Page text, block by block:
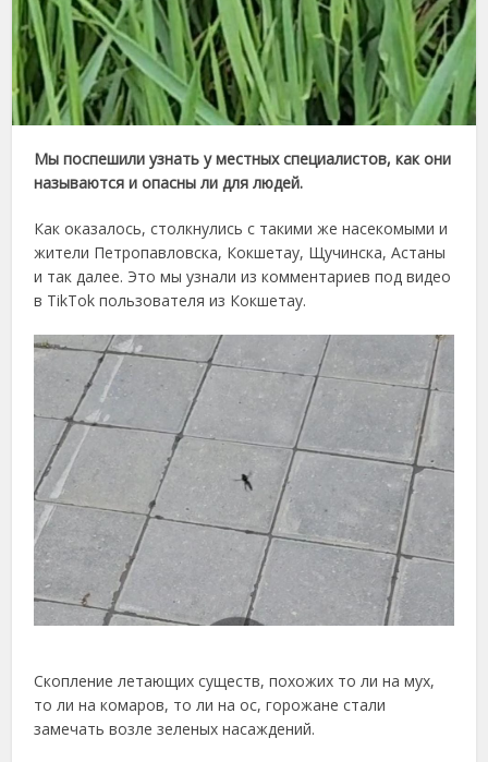
Мы поспешили узнать у местных специалистов, как они
называются и опасны ли для людей.
Как оказалось, столкнулись с такими же насекомыми и
жители Петропавловска, Кокшетау, Щучинска, Астаны
и так далее. Это мы узнали из комментариев под видео
в TikTok пользователя из Кокшетау.
Скопление летающих существ, похожих то ли на мух,
то ли на комаров, то ли на ос, горожане стали
замечать возле зеленых насаждений.